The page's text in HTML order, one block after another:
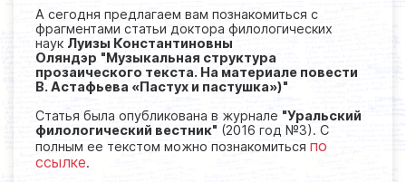
А сегодня предлагаем вам познакомиться с
фрагментами статьи доктора филологических
наук Луизы Константиновны
Оляндэр "Музыкальная структура
прозаического текста. На материале повести
В. Астафьева «Пастух и пастушка»)"
Статья была опубликована в журнале "Уральский
филологический вестник" (2016 год №3). С
полным ее текстом можно познакомиться по
ссылке.